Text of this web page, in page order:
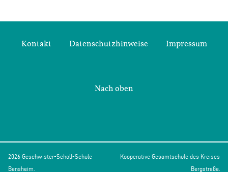
Kontakt Datenschutzhinweise Impressum
Nach oben
2026 Geschwister-Scholl-Schule
Bensheim.
Kooperative Gesamtschule des Kreises
Bergstraße.